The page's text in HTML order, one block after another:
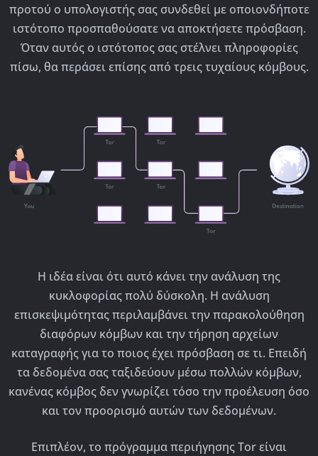
προτού ο υπολογιστής σας συνδεθεί με οποιονδήποτε
ιστότοπο προσπαθούσατε να αποκτήσετε πρόσβαση.
Όταν αυτός ο ιστότοπος σας στέλνει πληροφορίες
πίσω, θα περάσει επίσης από τρεις τυχαίους κόμβους.
Η ιδέα είναι ότι αυτό κάνει την ανάλυση της
κυκλοφορίας πολύ δύσκολη. Η ανάλυση
επισκεψιμότητας περιλαμβάνει την παρακολούθηση
διαφόρων κόμβων και την τήρηση αρχείων
καταγραφής για το ποιος έχει πρόσβαση σε τι. Επειδή
τα δεδομένα σας ταξιδεύουν μέσω πολλών κόμβων,
κανένας κόμβος δεν γνωρίζει τόσο την προέλευση όσο
και τον προορισμό αυτών των δεδομένων.
Επιπλέον, το πρόγραμμα περιήγησης Tor είναι